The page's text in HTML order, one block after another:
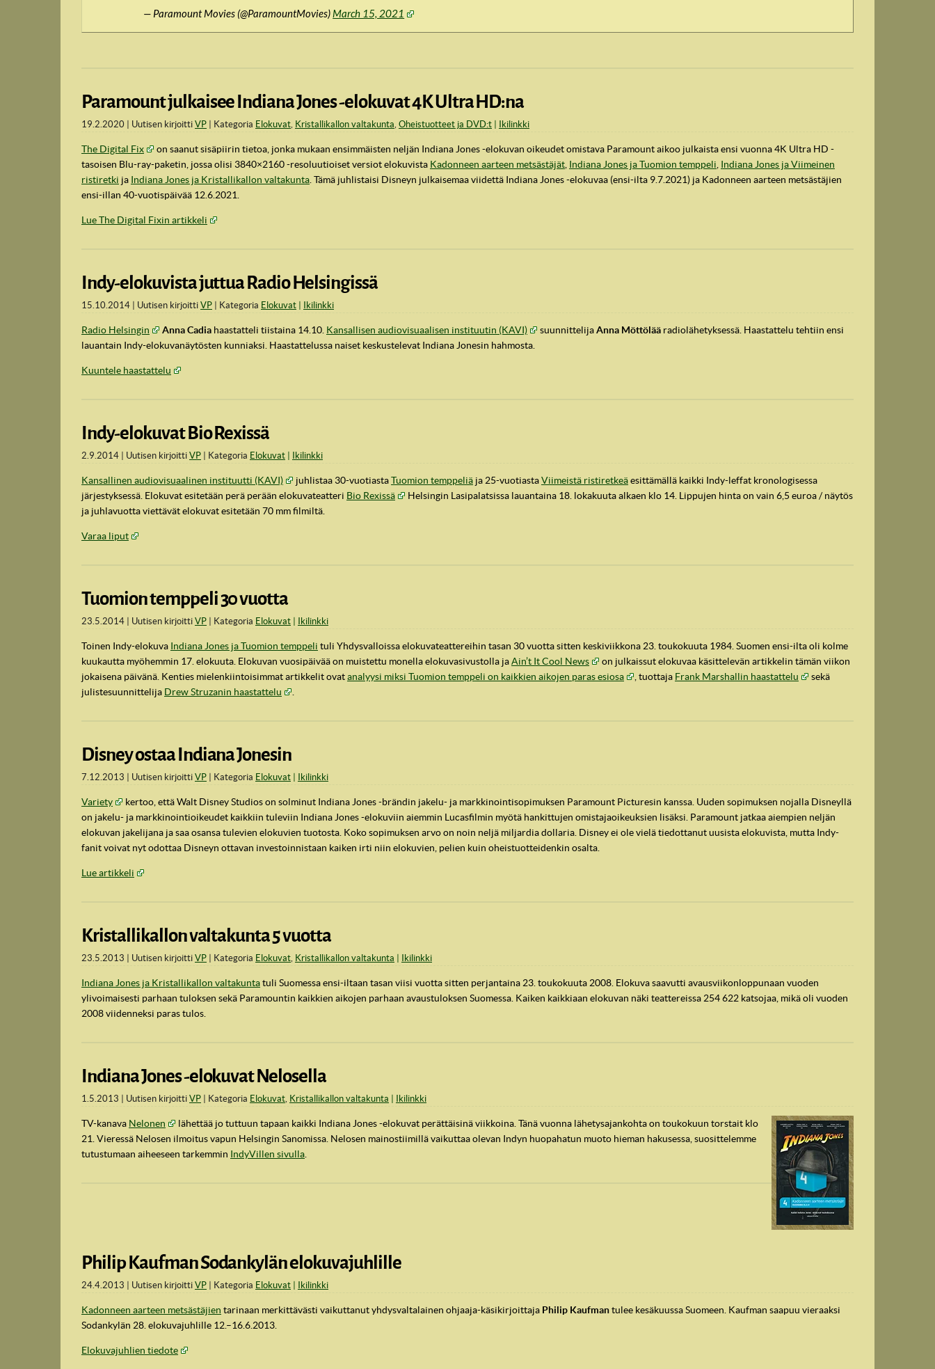
— Paramount Movies (@ParamountMovies)March 15, 2021
Paramount julkaisee Indiana Jones -elokuvat 4K Ultra HD:na
19.2.2020 Uutisen kirjoitti VP Kategoria Elokuvat Kristallikallon valtakunta Oheistuotteet ja DVD:t Ikilinkki
The Digital Fix
on saanut sisäpiirin tietoa, jonka mukaan ensimmäisten neljän Indiana Jones -elokuvan oikeudet omistava Paramount aikoo julkaista ensi vuonna 4K Ultra HD -
tasoisen Blu-ray-paketin, jossa olisi 3840×2160 -resoluutioiset versiot elokuvista Kadonneen aarteen metsästäjät Indiana Jones ja Tuomion temppeli Indiana Jones ja Viimeinen
ristiretki ja Indiana Jones ja Kristallikallon valtakunta . Tämä juhlistaisi Disneyn julkaisemaa viidettä Indiana Jones -elokuvaa (ensi-ilta 9.7.2021) ja Kadonneen aarteen metsästäjien
ensi-illan 40-vuotispäivää 12.6.2021.
Lue The Digital Fixin artikkeli
Indy-elokuvista juttua Radio Helsingissä
15.10.2014 Uutisen kirjoitti VP Kategoria Elokuvat Ikilinkki
Radio Helsingin Anna Cadia haastatteli tiistaina 14.10. Kansallisen audiovisuaalisen instituutin (KAVI) suunnittelijaAnna Möttölää radiolähetyksessä. Haastattelu tehtiin ensi
lauantain Indy-elokuvanäytösten kunniaksi. Haastattelussa naiset keskustelevat Indiana Jonesin hahmosta.
Kuuntele haastattelu
Indy-elokuvat Bio Rexissä
2.9.2014 Uutisen kirjoitti VP Kategoria Elokuvat Ikilinkki
Kansallinen audiovisuaalinen instituutti (KAVI) juhlistaa 30-vuotiastaTuomion temppeliä ja 25-vuotiastaViimeistä ristiretkeäesittämällä kaikki Indy-leffat kronologisessa
järjestyksessä. Elokuvat esitetään perä perään elokuvateatteri Bio Rexissä
Helsingin Lasipalatsissa lauantaina 18. lokakuuta alkaen klo 14. Lippujen hinta on vain 6,5 euroa / näytös
ja juhlavuotta viettävät elokuvat esitetään 70 mm filmiltä.
Varaa liput
Tuomion temppeli 30 vuotta
23.5.2014 Uutisen kirjoitti VP Kategoria Elokuvat Ikilinkki
Toinen Indy-elokuva Indiana Jones ja Tuomion temppeli tuli Yhdysvalloissa elokuvateattereihin tasan 30 vuotta sitten keskiviikkona 23. toukokuuta 1984. Suomen ensi-ilta oli kolme
kuukautta myöhemmin 17. elokuuta. Elokuvan vuosipäivää on muistettu monella elokuvasivustolla jaAin’t It Cool News
on julkaissut elokuvaa käsittelevän artikkelin tämän viikon
jokaisena päivänä. Kenties mielenkiintoisimmat artikkelit ovatanalyysi miksi Tuomion temppeli on kaikkien aikojen paras esiosa , tuottaja Frank Marshallin haastattelu
sekä
julistesuunnittelija Drew Struzanin haastattelu
Disney ostaa Indiana Jonesin
7.12.2013 Uutisen kirjoitti VP Kategoria Elokuvat Ikilinkki
Variety
kertoo, että Walt Disney Studios on solminut Indiana Jones -brändin jakelu- ja markkinointisopimuksen Paramount Picturesin kanssa. Uuden sopimuksen nojalla Disneyllä
on jakelu- ja markkinointioikeudet kaikkiin tuleviin Indiana Jones -elokuviin aiemmin Lucasfilmin myötä hankittujen omistajaoikeuksien lisäksi. Paramount jatkaa aiempien neljän
elokuvan jakelijana ja saa osansa tulevien elokuvien tuotosta. Koko sopimuksen arvo on noin neljä miljardia dollaria. Disney ei ole vielä tiedottanut uusista elokuvista, mutta Indy-
fanit voivat nyt odottaa Disneyn ottavan investoinnistaan kaiken irti niin elokuvien, pelien kuin oheistuotteidenkin osalta.
Lue artikkeli
Kristallikallon valtakunta 5 vuotta
23.5.2013 Uutisen kirjoitti VP Kategoria Elokuvat Kristallikallon valtakunta Ikilinkki
Indiana Jones ja Kristallikallon valtakuntatuli Suomessa ensi-iltaan tasan viisi vuotta sitten perjantaina 23. toukokuuta 2008. Elokuva saavutti avausviikonloppunaan vuoden
ylivoimaisesti parhaan tuloksen sekä Paramountin kaikkien aikojen parhaan avaustuloksen Suomessa. Kaiken kaikkiaan elokuvan näki teattereissa 254 622 katsojaa, mikä oli vuoden
2008 viidenneksi paras tulos.
Indiana Jones -elokuvat Nelosella
1.5.2013 Uutisen kirjoitti VP Kategoria Elokuvat Kristallikallon valtakunta Ikilinkki
TV-kanava Nelonen
lähettää jo tuttuun tapaan kaikki Indiana Jones -elokuvat perättäisinä viikkoina. Tänä vuonna lähetysajankohta on toukokuun torstait klo
21. Vieressä Nelosen ilmoitus vapun Helsingin Sanomissa. Nelosen mainostiimillä vaikuttaa olevan Indyn huopahatun muoto hieman hakusessa, suosittelemme
tutustumaan aiheeseen tarkemmin IndyVillen sivulla
Philip Kaufman Sodankylän elokuvajuhlille
24.4.2013 Uutisen kirjoitti VP Kategoria Elokuvat Ikilinkki
Kadonneen aarteen metsästäjien tarinaan merkittävästi vaikuttanut yhdysvaltalainen ohjaaja-käsikirjoittaja Philip Kaufmantulee kesäkuussa Suomeen. Kaufman saapuu vieraaksi
Sodankylän 28. elokuvajuhlille 12.–16.6.2013.
Elokuvajuhlien tiedote